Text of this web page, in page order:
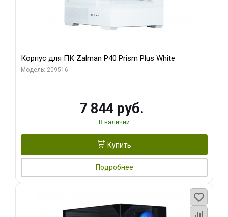
Корпус для ПК Zalman P40 Prism Plus White
Модель: 209516
7 844 руб.
В наличии
Купить
Подробнее